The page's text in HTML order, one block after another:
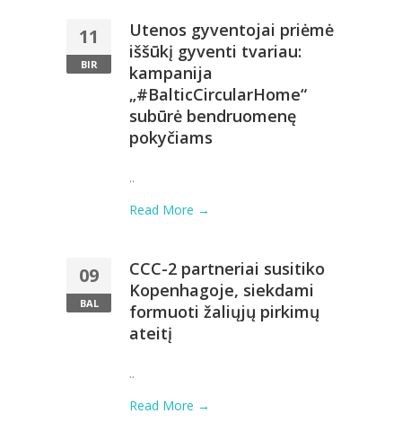
11
BIR
Utenos gyventojai priėmė
iššūkį gyventi tvariau:
kampanija
„#BalticCircularHome“
subūrė bendruomenę
pokyčiams
..
Read More →
09
BAL
CCC-2 partneriai susitiko
Kopenhagoje, siekdami
formuoti žaliųjų pirkimų
ateitį
..
Read More →